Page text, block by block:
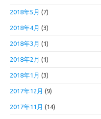
2018年5月 (7)
2018年4月 (3)
2018年3月 (1)
2018年2月 (1)
2018年1月 (3)
2017年12月 (9)
2017年11月 (14)